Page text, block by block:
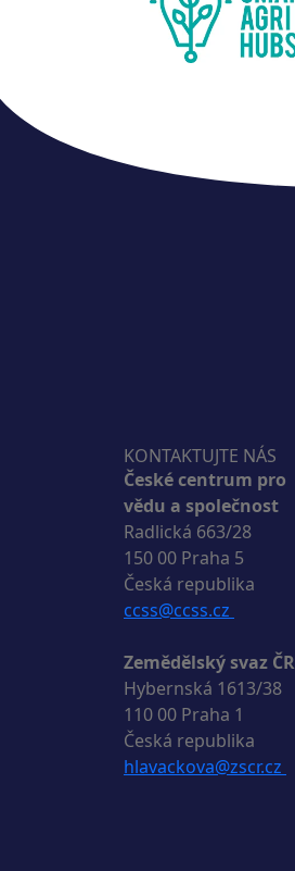
KONTAKTUJTE NÁS
České centrum pro
vědu a společnost
Radlická 663/28
150 00 Praha 5
Česká republika
ccss@ccss.cz
Zemědělský svaz ČR
Hybernská 1613/38
110 00 Praha 1
Česká republika
hlavackova@zscr.cz